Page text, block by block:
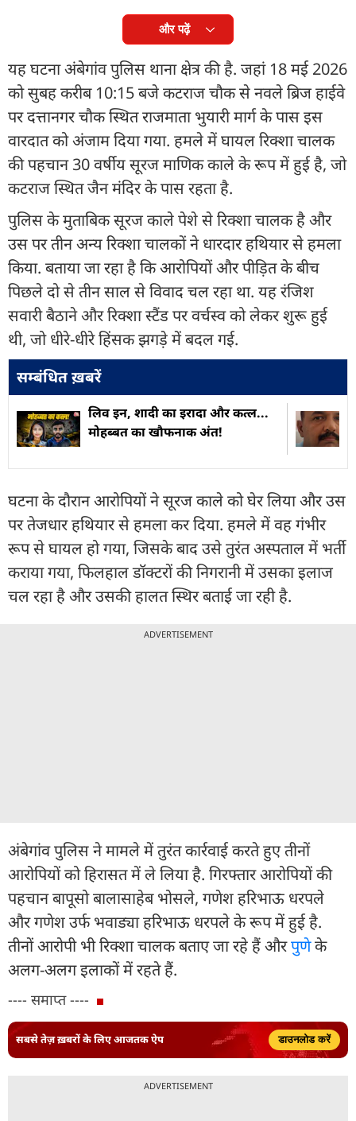
और पढ़ें
यह घटना अंबेगांव पुलिस थाना क्षेत्र की है. जहां 18 मई 2026
को सुबह करीब 10:15 बजे कटराज चौक से नवले ब्रिज हाईवे
पर दत्तानगर चौक स्थित राजमाता भुयारी मार्ग के पास इस
वारदात को अंजाम दिया गया. हमले में घायल रिक्शा चालक
की पहचान 30 वर्षीय सूरज माणिक काले के रूप में हुई है, जो
कटराज स्थित जैन मंदिर के पास रहता है.
पुलिस के मुताबिक सूरज काले पेशे से रिक्शा चालक है और
उस पर तीन अन्य रिक्शा चालकों ने धारदार हथियार से हमला
किया. बताया जा रहा है कि आरोपियों और पीड़ित के बीच
पिछले दो से तीन साल से विवाद चल रहा था. यह रंजिश
सवारी बैठाने और रिक्शा स्टैंड पर वर्चस्व को लेकर शुरू हुई
थी, जो धीरे-धीरे हिंसक झगड़े में बदल गई.
सम्बंधित ख़बरें
लिव इन, शादी का इरादा और कत्ल...
मोहब्बत का खौफनाक अंत!
घटना के दौरान आरोपियों ने सूरज काले को घेर लिया और उस
पर तेजधार हथियार से हमला कर दिया. हमले में वह गंभीर
रूप से घायल हो गया, जिसके बाद उसे तुरंत अस्पताल में भर्ती
कराया गया, फिलहाल डॉक्टरों की निगरानी में उसका इलाज
चल रहा है और उसकी हालत स्थिर बताई जा रही है.
ADVERTISEMENT
अंबेगांव पुलिस ने मामले में तुरंत कार्रवाई करते हुए तीनों
आरोपियों को हिरासत में ले लिया है. गिरफ्तार आरोपियों की
पहचान बापूसो बालासाहेब भोसले, गणेश हरिभाऊ धरपले
और गणेश उर्फ भवाड्या हरिभाऊ धरपले के रूप में हुई है.
तीनों आरोपी भी रिक्शा चालक बताए जा रहे हैं औरपुणेके
अलग-अलग इलाकों में रहते हैं.
---- समाप्त ----
सबसे तेज़ ख़बरों के लिए आजतक ऐप डाउनलोड करें
ADVERTISEMENT